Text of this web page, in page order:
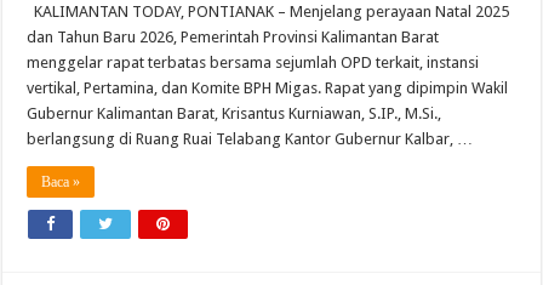
KALIMANTAN TODAY, PONTIANAK – Menjelang perayaan Natal 2025
dan Tahun Baru 2026, Pemerintah Provinsi Kalimantan Barat
menggelar rapat terbatas bersama sejumlah OPD terkait, instansi
vertikal, Pertamina, dan Komite BPH Migas. Rapat yang dipimpin Wakil
Gubernur Kalimantan Barat, Krisantus Kurniawan, S.IP., M.Si.,
berlangsung di Ruang Ruai Telabang Kantor Gubernur Kalbar, …
Baca »